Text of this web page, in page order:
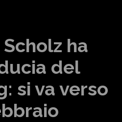
ha
del
si va verso